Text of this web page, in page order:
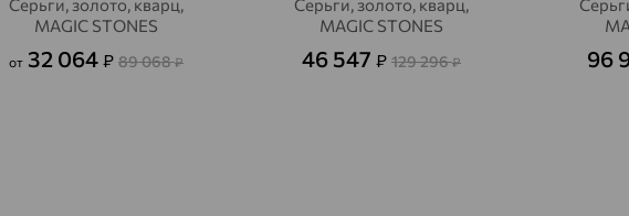
Серьги, золото, кварц,
MAGIC STONES
от 32 064 ₽ 89 068₽
Серьги, золото, кварц,
MAGIC STONES
46 547 ₽ 129 296₽ 96